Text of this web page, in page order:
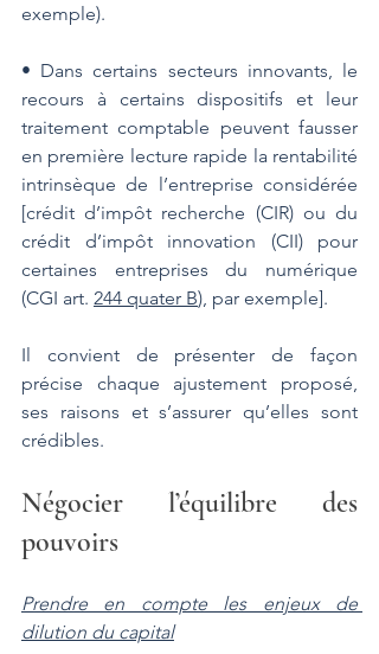
exemple).
• Dans certains secteurs innovants, le
recours à certains dispositifs et leur
traitement comptable peuvent fausser
en première lecture rapide la rentabilité
intrinsèque de l’entreprise considérée
[crédit d’impôt recherche (CIR) ou du
crédit d’impôt innovation (CII) pour
certaines entreprises du numérique
(CGI art. 244 quater B), par exemple].
Il convient de présenter de façon
précise chaque ajustement proposé,
ses raisons et s’assurer qu’elles sont
crédibles.
Négocier l’équilibre des
pouvoirs
Prendre en compte les enjeux de
dilution du capital